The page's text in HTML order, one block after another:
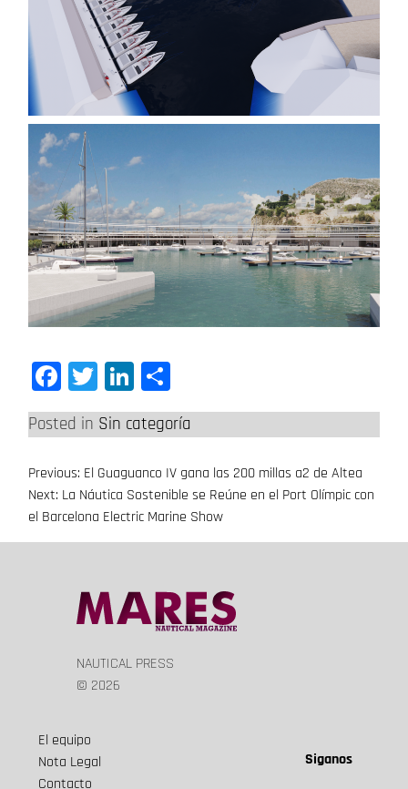
Facebook
TwitterLinkedIn
Posted in Sin categoría
Navegación
de
entradas
Previous: El Guaguanco IV gana las 200 millas a2 de Altea
Next: La Náutica Sostenible se Reúne en el Port Olímpic con
el Barcelona Electric Marine Show
NAUTICAL PRESS
© 2026
El equipo
Nota Legal
Contacto
Siganos